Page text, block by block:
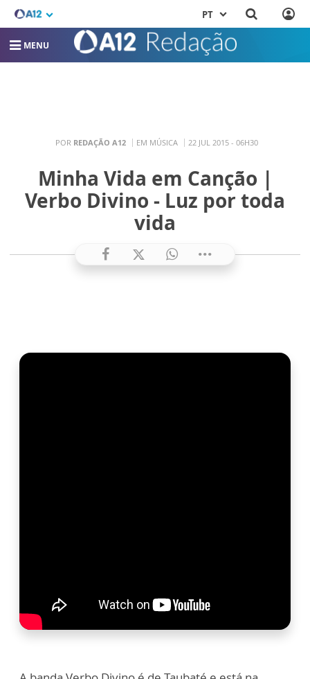
PT
MENU
POR REDAÇÃO A12 EM MÚSICA 22 JUL 2015 - 06H30
Minha Vida em Canção |
Verbo Divino - Luz por toda
vida